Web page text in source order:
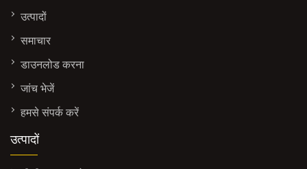
उत्पादों
समाचार
डाउनलोड करना
जांच भेजें
हमसे संपर्क करें
उत्पादों